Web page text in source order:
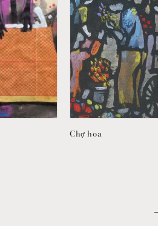
Chợ hoa